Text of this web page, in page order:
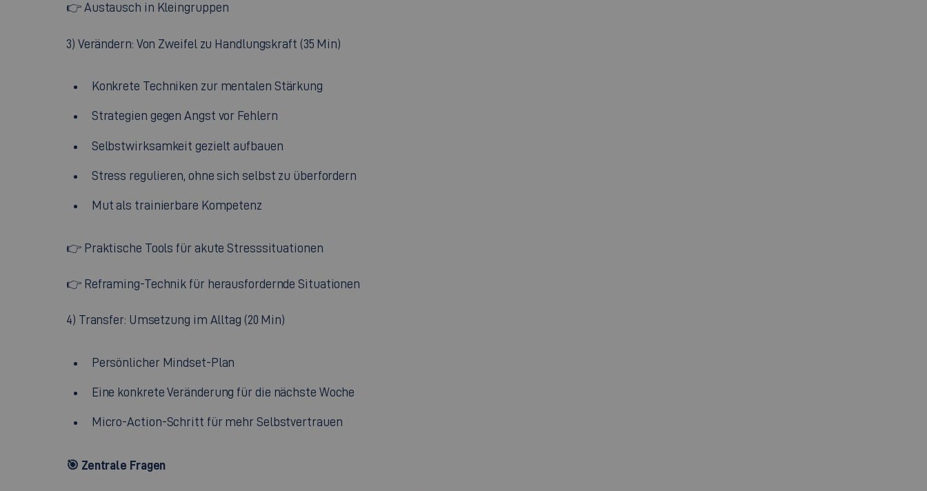
👉 Austausch in Kleingruppen
3) Verändern: Von Zweifel zu Handlungskraft (35 Min)
Konkrete Techniken zur mentalen Stärkung
Strategien gegen Angst vor Fehlern
Selbstwirksamkeit gezielt aufbauen
Stress regulieren, ohne sich selbst zu überfordern
Mut als trainierbare Kompetenz
👉 Praktische Tools für akute Stresssituationen
👉 Reframing-Technik für herausfordernde Situationen
4) Transfer: Umsetzung im Alltag (20 Min)
Persönlicher Mindset-Plan
Eine konkrete Veränderung für die nächste Woche
Micro-Action-Schritt für mehr Selbstvertrauen
🎯 Zentrale Fragen